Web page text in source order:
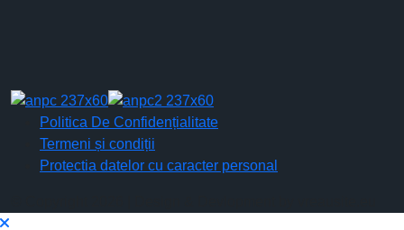
Politica De Confidențialitate
Termeni și condiții
Protectia datelor cu caracter personal